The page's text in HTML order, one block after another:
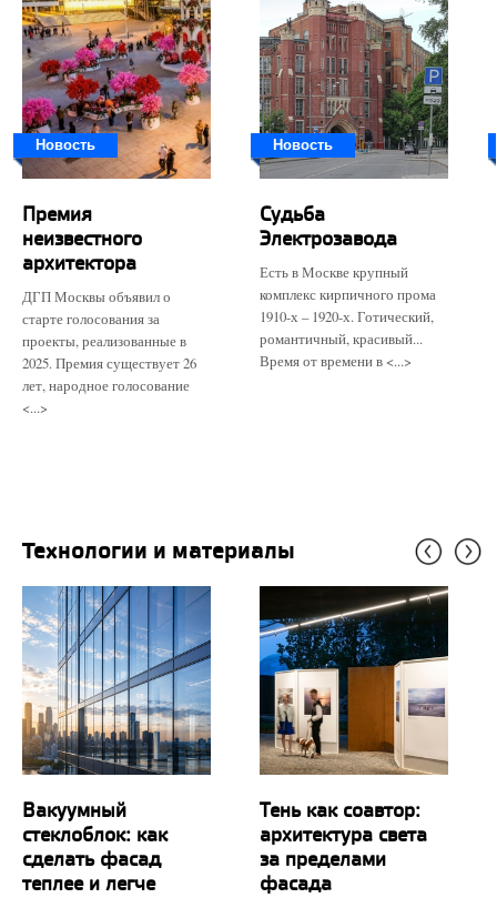
Новость
Премия
неизвестного
архитектора
ДГП Москвы объявил о
старте голосования за
проекты, реализованные в
2025. Премия существует 26
лет, народное голосование
<...>
Новость
Судьба
Электрозавода
Есть в Москве крупный
комплекс кирпичного прома
1910-х – 1920-х. Готический,
романтичный, красивый...
Время от времени в <...>
Технологии и материалы
Вакуумный
стеклоблок: как
сделать фасад
теплее и легче
Тень как соавтор:
архитектура света
за пределами
фасада